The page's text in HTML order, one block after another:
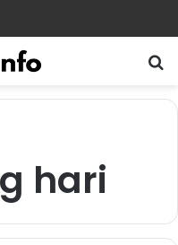
hari